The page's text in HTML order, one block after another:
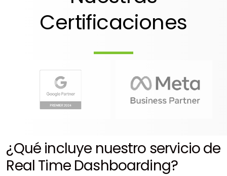
Certificaciones
¿Qué incluye nuestro servicio de
Real Time Dashboarding?